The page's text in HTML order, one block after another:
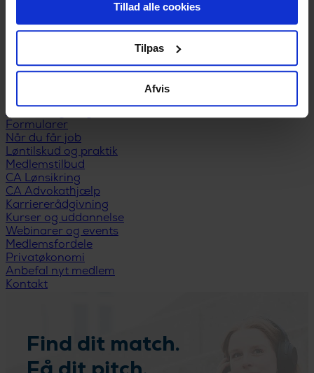
hjemmeside, i emails og i annoncer. Ønsker du senere
hen at ændre dit cookie-samtykke, kan du altid gøre det
ved at klikke på "Cookiepolitik" nederst på alle sider.
Tillad alle cookies
Tilpas
Afvis
Ledig
Meld dig ledig
Dagpengeregler
Udfyld dagpengekort
Formularer
Når du får job
Løntilskud og praktik
Medlemstilbud
CA Lønsikring
CA Advokathjælp
Karriererådgivning
Kurser og uddannelse
Webinarer og events
Medlemsfordele
Privatøkonomi
Anbefal nyt medlem
Kontakt